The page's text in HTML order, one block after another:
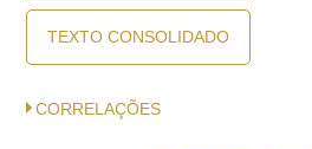
TEXTO CONSOLIDADO
CORRELAÇÕES